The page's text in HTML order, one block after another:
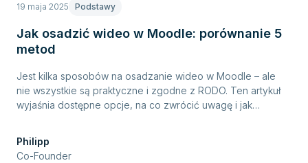
19 maja 2025 Podstawy
Jak osadzić wideo w Moodle: porównanie 5
metod
Jest kilka sposobów na osadzanie wideo w Moodle – ale
nie wszystkie są praktyczne i zgodne z RODO. Ten artykuł
wyjaśnia dostępne opcje, na co zwrócić uwagę i jak
Philipp
Co-Founder